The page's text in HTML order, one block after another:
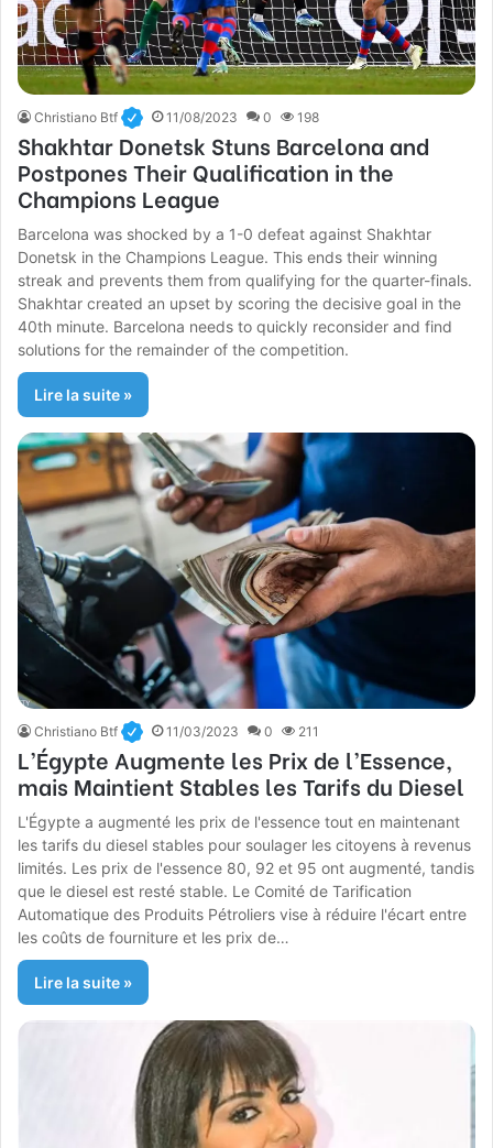
Christiano Btf 11/08/2023 0 198
Shakhtar Donetsk Stuns Barcelona and
Postpones Their Qualification in the
Champions League
Barcelona was shocked by a 1-0 defeat against Shakhtar
Donetsk in the Champions League. This ends their winning
streak and prevents them from qualifying for the quarter-finals.
Shakhtar created an upset by scoring the decisive goal in the
40th minute. Barcelona needs to quickly reconsider and find
solutions for the remainder of the competition.
Lire la suite »
Christiano Btf 11/03/2023 0 211
L’Égypte Augmente les Prix de l’Essence,
mais Maintient Stables les Tarifs du Diesel
L'Égypte a augmenté les prix de l'essence tout en maintenant
les tarifs du diesel stables pour soulager les citoyens à revenus
limités. Les prix de l'essence 80, 92 et 95 ont augmenté, tandis
que le diesel est resté stable. Le Comité de Tarification
Automatique des Produits Pétroliers vise à réduire l'écart entre
les coûts de fourniture et les prix de…
Lire la suite »